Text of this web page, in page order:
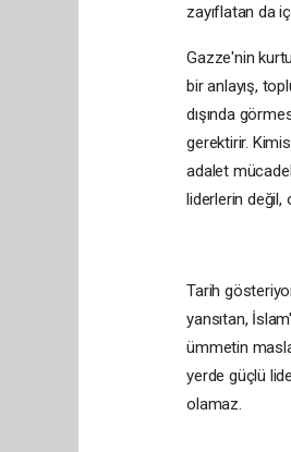
zayıflatan da
Gazze'nin
bir anlayış,
dışında
gerektirir.
adalet
liderlerin değil,
Tarih
yansıtan,
ümmetin
yerde güçlü
olamaz.